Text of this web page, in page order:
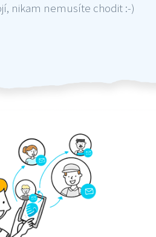
nikam nemusíte chodit :-)